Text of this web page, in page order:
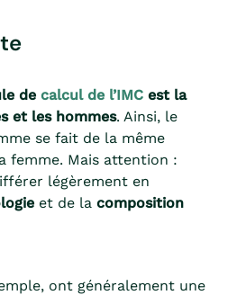
de calcul de l’IMC est la
et les hommes. Ainsi, le
se fait de la même
femme. Mais attention :
légèrement en
et de la composition
ont généralement une